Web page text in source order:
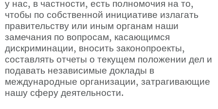
у нас, в частности, есть полномочия на то,
чтобы по собственной инициативе излагать
правительству или иным органам наши
замечания по вопросам, касающимся
дискриминации, вносить законопроекты,
составлять отчеты о текущем положении дел и
подавать независимые доклады в
международные организации, затрагивающие
нашу сферу деятельности.